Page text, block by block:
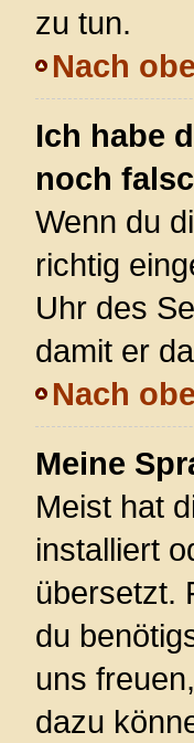
zu tun.
Nach
Ich habe
noch
Wenn du
richtig
Uhr des
damit er
Nach
Meine
Meist hat
installiert
übersetzt.
du
uns
dazu